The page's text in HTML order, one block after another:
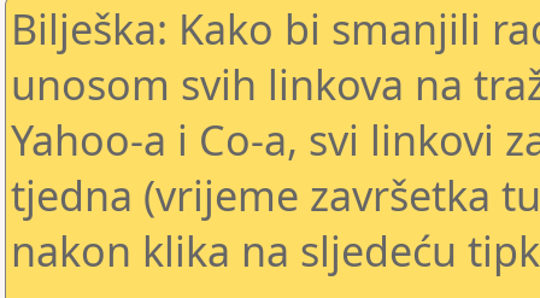
Bilješka: Kako bi smanjili
unosom svih linkova na
Yahoo-a i Co-a, svi linkovi
tjedna (vrijeme završetka
nakon klika na sljedeću